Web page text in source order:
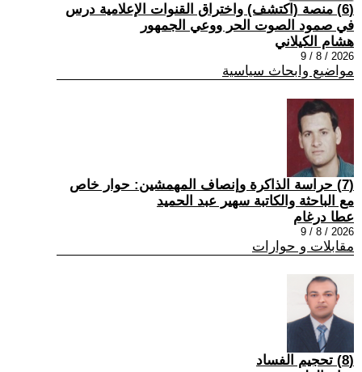
(6) منصة (اكتشف) واختراق القنوات الإعلامية درس
في صمود الصوت الحر ووعي الجمهور
هشام الكيلاني
2026 / 8 / 9
مواضيع وابحاث سياسية
(7) حراسة الذاكرة وإنصاف المهمشين: حوار خاص
مع الباحثة والكاتبة سهير عبد الحميد
عطا درغام
2026 / 8 / 9
مقابلات و حوارات
(8) تحجيم الفساد